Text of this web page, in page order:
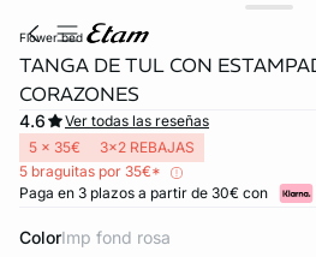
flower bed
TANGA DE TUL CON
CORAZONES
4.6
Ver todas las reseñas
5 x 35€
3x2 REBAJAS
5 braguitas por 35€*
Paga en 3 plazos a partir de 30€ con
Color imp fond rosa